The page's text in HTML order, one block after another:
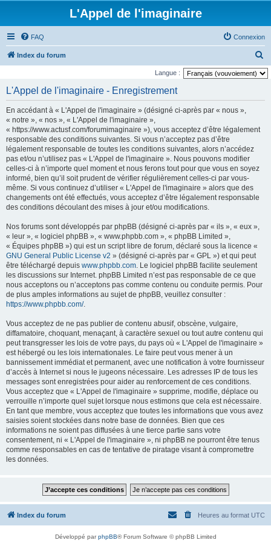
L'Appel de l'imaginaire
FAQ Connexion
Index du forum
e
Langue :
L'Appel de l'imaginaire - Enregistrement
En accédant à « L'Appel de l'imaginaire » (désigné ci-après par « nous »,
« notre », « nos », « L'Appel de l'imaginaire »,
« https://www.actusf.com/forumimaginaire »), vous acceptez d’être légalement
responsable des conditions suivantes. Si vous n’acceptez pas d’être
légalement responsable de toutes les conditions suivantes, alors n’accédez
pas et/ou n’utilisez pas « L'Appel de l'imaginaire ». Nous pouvons modifier
celles-ci à n’importe quel moment et nous ferons tout pour que vous en soyez
informé, bien qu’il soit prudent de vérifier régulièrement celles-ci par vous-
même. Si vous continuez d’utiliser « L'Appel de l'imaginaire » alors que des
changements ont été effectués, vous acceptez d’être légalement responsable
des conditions découlant des mises à jour et/ou modifications.
Nos forums sont développés par phpBB (désigné ci-après par « ils », « eux »,
« leur », « logiciel phpBB », « www.phpbb.com », « phpBB Limited »,
« Équipes phpBB ») qui est un script libre de forum, déclaré sous la licence «
GNU General Public License v2 » (désigné ci-après par « GPL ») et qui peut
être téléchargé depuis www.phpbb.com. Le logiciel phpBB facilite seulement
les discussions sur Internet. phpBB Limited n’est pas responsable de ce que
nous acceptons ou n’acceptons pas comme contenu ou conduite permis. Pour
de plus amples informations au sujet de phpBB, veuillez consulter :
https://www.phpbb.com/.
Vous acceptez de ne pas publier de contenu abusif, obscène, vulgaire,
diffamatoire, choquant, menaçant, à caractère sexuel ou tout autre contenu qui
peut transgresser les lois de votre pays, du pays où « L'Appel de l'imaginaire »
est hébergé ou les lois internationales. Le faire peut vous mener à un
bannissement immédiat et permanent, avec une notification à votre fournisseur
d’accès à Internet si nous le jugeons nécessaire. Les adresses IP de tous les
messages sont enregistrées pour aider au renforcement de ces conditions.
Vous acceptez que « L'Appel de l'imaginaire » supprime, modifie, déplace ou
verrouille n’importe quel sujet lorsque nous estimons que cela est nécessaire.
En tant que membre, vous acceptez que toutes les informations que vous avez
saisies soient stockées dans notre base de données. Bien que ces
informations ne soient pas diffusées à une tierce partie sans votre
consentement, ni « L'Appel de l'imaginaire », ni phpBB ne pourront être tenus
comme responsables en cas de tentative de piratage visant à compromettre
les données.
Index du forum Heures au format UTC
Développé parphpBB® Forum Software © phpBB Limited